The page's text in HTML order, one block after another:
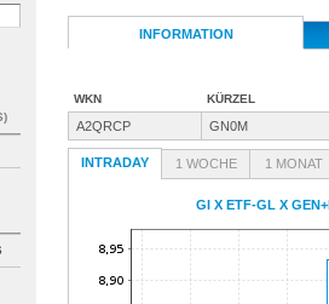
INFORMATION
WKN KÜRZEL
A2QRCP GN0M
INTRADAY 1 WOCHE 1 MONAT
Gl X ETF-GL X